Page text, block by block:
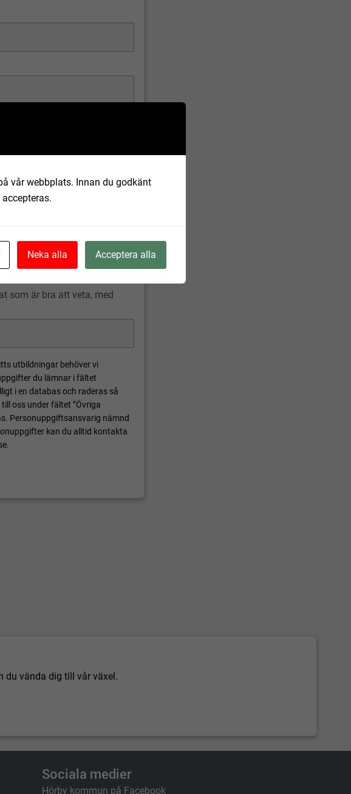
som är bra att veta, med
utbildningar behöver vi
du lämnar i fältet
i en databas och raderas så
oss under fältet ”Övriga
Personuppgiftsansvarig nämnd
kan du alltid kontakta
du vända dig till vår växel.
Sociala medier
Hörby kommun på Facebook
vår webbplats. Innan du godkänt
Neka alla Acceptera alla